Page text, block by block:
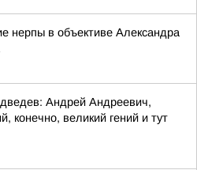
нерпы в объективе Александра
Андрей Андреевич,
конечно, великий гений и тут